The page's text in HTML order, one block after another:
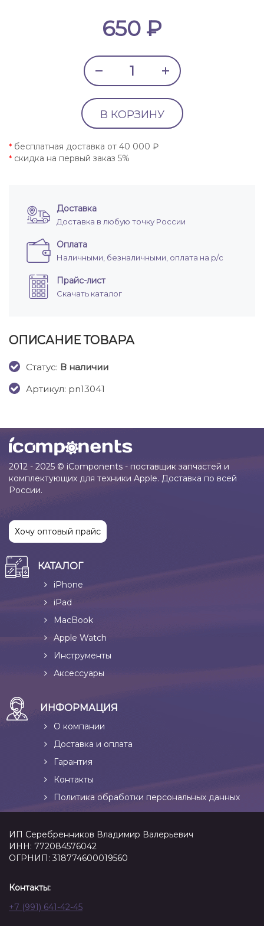
650 ₽
В КОРЗИНУ
* бесплатная доставка от 40 000 ₽
* скидка на первый заказ 5%
Доставка
Доставка в любую точку России
Оплата
Наличными, безналичными, оплата на р/с
Прайс-лист
Скачать каталог
ОПИСАНИЕ ТОВАРА
Cтатус: В наличии
Артикул: pn13041
2012 - 2025 © iComponents - поставщик запчастей и
комплектующих для техники Apple. Доставка по всей
России.
Хочу оптовый прайс
КАТАЛОГ
iPhone
iPad
MacBook
Apple Watch
Инструменты
Аксессуары
ИНФОРМАЦИЯ
О компании
Доставка и оплата
Гарантия
Контакты
Политика обработки персональных данных
ИП Серебренников Владимир Валерьевич
ИНН: 772084576042
ОГРНИП: 318774600019560
Контакты:
+7 (991) 641-42-45